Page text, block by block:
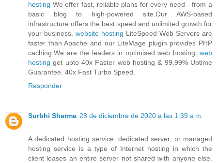
hosting We offer fast, reliable plans for every need - from a
basic blog to high-powered site.Our AWS-based
infrastructure offers the best speed and unlimited growth for
your business. website hosting LiteSpeed Web Servers are
faster than Apache and our LiteMage plugin provides PHP
caching.We are the leaders in optimised web hosting. web
hosting get upto 40x Faster web hosting & 99.99% Uptime
Guarantee. 40x Fast Turbo Speed.
Responder
Surbhi Sharma 28 de diciembre de 2020 a las 1:39 a.m.
A dedicated hosting service, dedicated server, or managed
hosting service is a type of Internet hosting in which the
client leases an entire server not shared with anyone else.